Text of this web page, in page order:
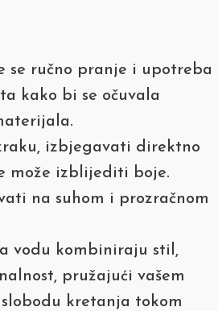
se ručno pranje i upotreba
kako bi se očuvala
izbjegavati direktno
može izblijediti boje.
na suhom i prozračnom
vodu kombiniraju stil,
pružajući vašem
kretanja tokom